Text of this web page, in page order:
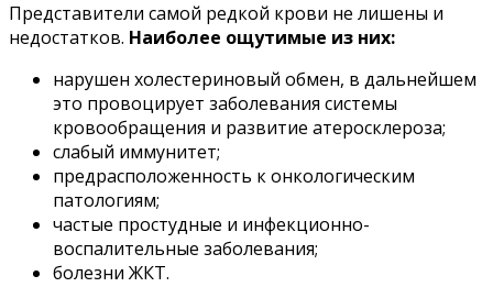
Представители самой редкой крови не лишены и
недостатков. Наиболее ощутимые из них:
нарушен холестериновый обмен, в дальнейшем
это провоцирует заболевания системы
кровообращения и развитие атеросклероза;
слабый иммунитет;
предрасположенность к онкологическим
патологиям;
частые простудные и инфекционно-
воспалительные заболевания;
болезни ЖКТ.